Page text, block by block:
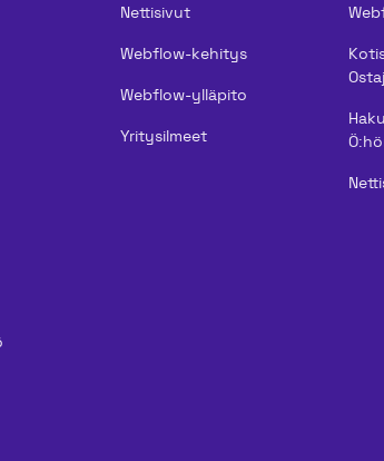
Nettisivut
Webflow-kehitys
Webflow-ylläpito
Yritysilmeet